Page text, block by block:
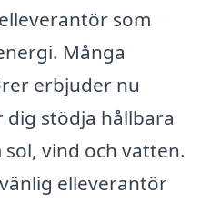
som
Många
erbjuder nu
stödja hållbara
vind och vatten.
elleverantör